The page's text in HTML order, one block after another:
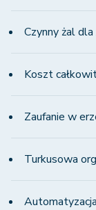
Czynny żal
Koszt
Zaufanie w
Turkusowa